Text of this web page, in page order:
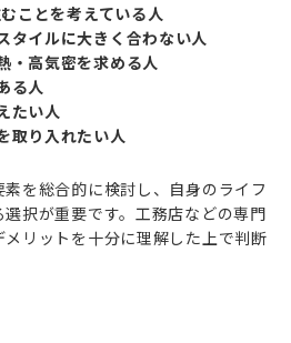
ことを考えている人
タイルに大きく合わない人
・高気密を求める人
る人
たい人
取り入れたい人
を総合的に検討し、自身のライフ
択が重要です。工務店などの専門
リットを十分に理解した上で判断